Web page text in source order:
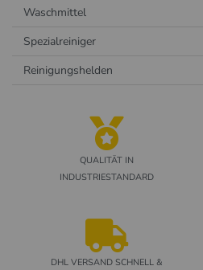
Waschmittel
Spezialreiniger
Reinigungshelden
QUALITÄT IN
INDUSTRIESTANDARD
DHL VERSAND SCHNELL &